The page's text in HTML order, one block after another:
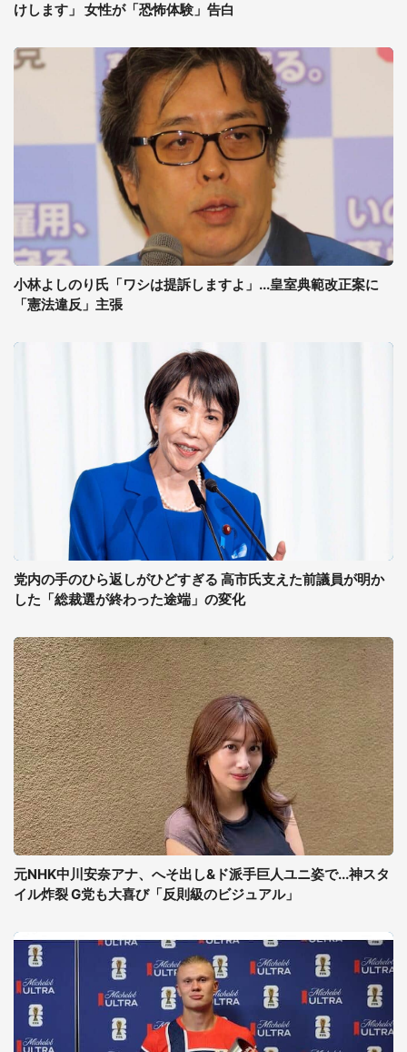
けします」 女性が「恐怖体験」告白
小林よしのり氏「ワシは提訴しますよ」...皇室典範改正案に
「憲法違反」主張
党内の手のひら返しがひどすぎる 高市氏支えた前議員が明か
した「総裁選が終わった途端」の変化
元NHK中川安奈アナ、へそ出し&ド派手巨人ユニ姿で...神スタ
イル炸裂 G党も大喜び「反則級のビジュアル」